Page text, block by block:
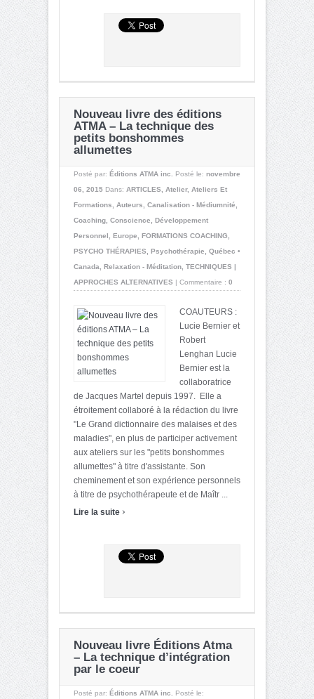
Nouveau livre des éditions
ATMA – La technique des
petits bonshommes
allumettes
Posté par: Éditions ATMA inc. Posté le: novembre
06, 2015 Dans: ARTICLES Atelier, Ateliers Et
Formations
Auteurs Canalisation - Médiumnité
Coaching Conscience
Développement
Personnel
Europe FORMATIONS COACHING
PSYCHO THÉRAPIES
Psychothérapie
Québec •
Canada
Relaxation - Méditation TECHNIQUES |
APPROCHES ALTERNATIVES | Commentaire : 0
COAUTEURS :
Lucie Bernier et
Robert
Lenghan Lucie
Bernier est la
collaboratrice
de Jacques Martel depuis 1997. Elle a
étroitement collaboré à la rédaction du livre
"Le Grand dictionnaire des malaises et des
maladies", en plus de participer activement
aux ateliers sur les "petits bonshommes
allumettes" à titre d'assistante. Son
cheminement et son expérience personnels
à titre de psychothérapeute et de Maîtr ...
Lire la suite ›
Nouveau livre Éditions Atma
– La technique d’intégration
par le coeur
Posté par: Éditions ATMA inc.
Posté le: